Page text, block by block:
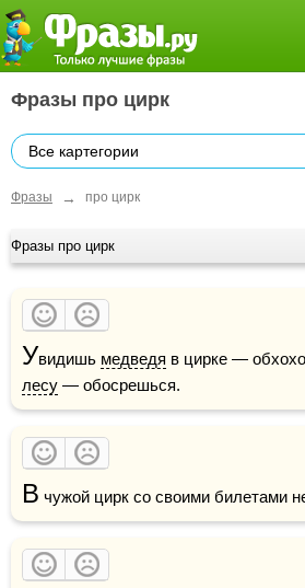
Фразы про цирк
Все картегории
Фразы → про цирк
Фразы про цирк
Увидишь медведя
лесу — обосрешься.
В чужой цирк со своими билетами